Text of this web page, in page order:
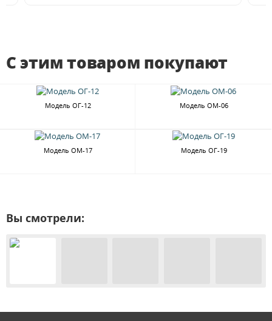
С этим товаром покупают
Модель ОГ-12 Модель ОМ-06
Модель ОМ-17 Модель ОГ-19
Вы смотрели: